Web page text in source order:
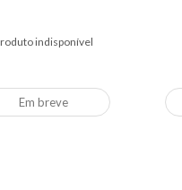
indisponível
Em breve